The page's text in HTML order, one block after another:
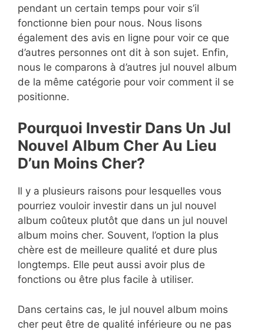
pendant un certain temps pour voir s’il
fonctionne bien pour nous. Nous lisons
également des avis en ligne pour voir ce que
d’autres personnes ont dit à son sujet. Enfin,
nous le comparons à d’autres jul nouvel album
de la même catégorie pour voir comment il se
positionne.
Pourquoi Investir Dans Un Jul
Nouvel Album Cher Au Lieu
D’un Moins Cher?
Il y a plusieurs raisons pour lesquelles vous
pourriez vouloir investir dans un jul nouvel
album coûteux plutôt que dans un jul nouvel
album moins cher. Souvent, l’option la plus
chère est de meilleure qualité et dure plus
longtemps. Elle peut aussi avoir plus de
fonctions ou être plus facile à utiliser.
Dans certains cas, le jul nouvel album moins
cher peut être de qualité inférieure ou ne pas